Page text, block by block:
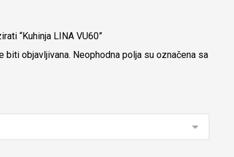
“Kuhinja LINA VU60”
biti objavljivana. Neophodna polja su označena sa